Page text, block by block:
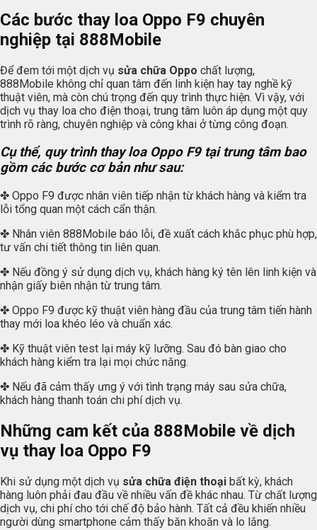
Các bước thay loa Oppo F9 chuyên
nghiệp tại 888Mobile
Để đem tới một dịch vụ sửa chữa Oppo chất lượng,
888Mobile không chỉ quan tâm đến linh kiện hay tay nghề kỹ
thuật viên, mà còn chú trọng đến quy trình thực hiện. Vì vậy, với
dịch vụ thay loa cho điện thoại, trung tâm luôn áp dụng một quy
trình rõ ràng, chuyên nghiệp và công khai ở từng công đoạn.
Cụ thể, quy trình thay loa Oppo F9 tại trung tâm bao
gồm các bước cơ bản như sau:
✤ Oppo F9 được nhân viên tiếp nhận từ khách hàng và kiểm tra
lỗi tổng quan một cách cẩn thận.
✤ Nhân viên 888Mobile báo lỗi, đề xuất cách khắc phục phù hợp,
tư vấn chi tiết thông tin liên quan.
✤ Nếu đồng ý sử dụng dịch vụ, khách hàng ký tên lên linh kiện và
nhận giấy biên nhận từ trung tâm.
✤ Oppo F9 được kỹ thuật viên hàng đầu của trung tâm tiến hành
thay mới loa khéo léo và chuẩn xác.
✤ Kỹ thuật viên test lại máy kỹ lưỡng. Sau đó bàn giao cho
khách hàng kiểm tra lại mọi chức năng.
✤ Nếu đã cảm thấy ưng ý với tình trạng máy sau sửa chữa,
khách hàng thanh toán chi phí dịch vụ.
Những cam kết của 888Mobile về dịch
vụ thay loa Oppo F9
Khi sử dụng một dịch vụ sửa chữa điện thoại bất kỳ, khách
hàng luôn phải đau đầu về nhiều vấn đề khác nhau. Từ chất lượng
dịch vụ, chi phí cho tới chế độ bảo hành. Tất cả đều khiến nhiều
người dùng smartphone cảm thấy băn khoăn và lo lắng.